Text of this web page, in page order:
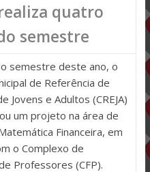
realiza quatro
semestre
semestre deste ano, o
de Referência de
Jovens e Adultos (CREJA)
um projeto na área de
Financeira, em
o Complexo de
Professores (CFP).